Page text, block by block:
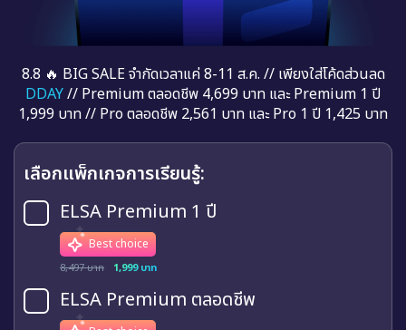
8.8 🔥 BIG SALE จำกัดเวลาแค่ 8-11 ส.ค. // เพียงใส่โค้ดส่วนลด
DDAY// Premium ตลอดชีพ 4,699 บาท และ Premium 1 ปี
1,999 บาท // Pro ตลอดชีพ 2,561 บาท และ Pro 1 ปี 1,425 บาท
เลือกแพ็กเกจการเรียนรู้:
ELSA Premium 1 ปี
Best choice
8,497 บาท 1,999 บาท
ELSA Premium ตลอดชีพ